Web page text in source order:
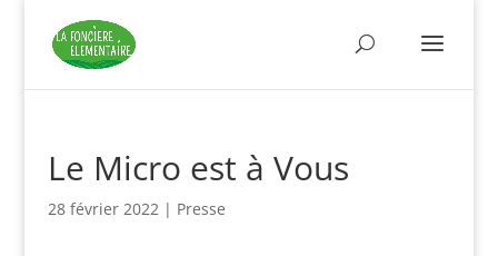
Le Micro est à Vous
28 février 2022| Presse